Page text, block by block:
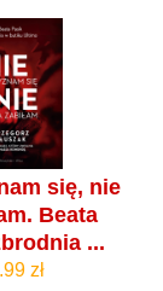
się, nie
Beata
...
zł